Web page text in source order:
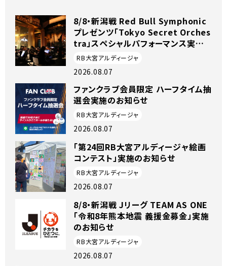
8/8・新潟戦 Red Bull Symphonic
プレゼンツ「Tokyo Secret Orches
tra」スペシャルパフォーマンス実施
のお知らせ
RB大宮アルディージャ
2026.08.07
ファンクラブ会員限定 ハーフタイム抽
選会実施のお知らせ
RB大宮アルディージャ
2026.08.07
「第24回RB大宮アルディージャ絵画
コンテスト」実施のお知らせ
RB大宮アルディージャ
2026.08.07
8/8・新潟戦 Jリーグ TEAM AS ONE
「令和8年熊本地震 義援金募金」実施
のお知らせ
RB大宮アルディージャ
2026.08.07